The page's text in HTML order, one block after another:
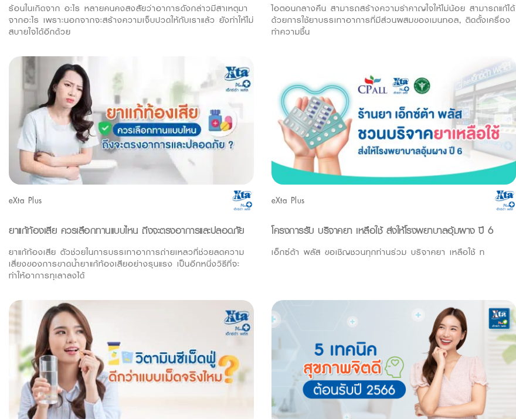
ร้อนในเกิดจาก อะไร หลายคนคงสงสัยว่าอาการดังกล่าวมีสาเหตุมา
จากอะไร เพราะนอกจากจะสร้างความเจ็บปวดให้กับเราแล้ว ยังทำให้ไม่
สบายใจได้อีกด้วย
ไอตอนกลางคืน สามารถสร้างความรำคาญใจให้ไม่น้อย สามารถแก้ได้
ด้วยการใช้ยาบรรเทาอาการที่มีส่วนผสมของเมนทอล, ติดตั้งเครื่อง
ทำความชื้น
eXta Plus
ยาแก้ท้องเสีย ควรเลือกทานแบบไหน ถึงจะตรงอาการและปลอดภัย
ยาแก้ท้องเสีย ตัวช่วยในการบรรเทาอาการถ่ายเหลวที่ช่วยลดความ
เสี่ยงของการขาดน้ำยาแก้ท้องเสียอย่างรุนแรง เป็นอีกหนึ่งวิธีที่จะ
ทำให้อาการทุเลาลงได้
eXta Plus
โครงการรับ บริจาคยา เหลือใช้ ส่งให้โรงพยาบาลอุ้มผาง ปี 6
เอ็กซ์ต้า พลัส ขอเชิญชวนทุกท่านร่วม บริจาคยา เหลือใช้ ท